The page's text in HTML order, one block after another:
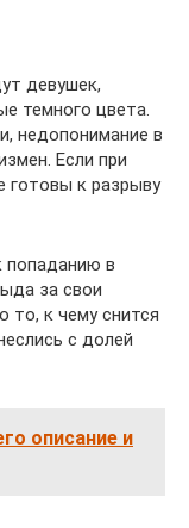
девушек,
темного цвета.
недопонимание в
Если при
готовы к разрыву
попаданию в
за свои
то, к чему снится
с долей
описание и